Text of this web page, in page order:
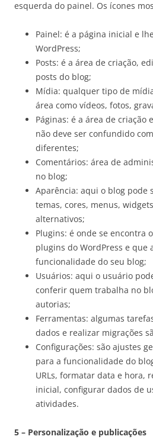
esquerda do painel. Os ícones
Painel: é a página inicial e
WordPress;
Posts: é a área de criação,
posts do blog;
Mídia: qualquer tipo de
área como vídeos, fotos,
Páginas: é a área de criação
não deve ser confundido
diferentes;
Comentários: área de
no blog;
Aparência: aqui o blog pode
temas, cores, menus,
alternativos;
Plugins: é onde se encontra
plugins do WordPress e que
funcionalidade do seu blog;
Usuários: aqui o usuário
conferir quem trabalha no
autorias;
Ferramentas: algumas
dados e realizar migrações
Configurações: são ajustes
para a funcionalidade do
URLs, formatar data e hora,
inicial, configurar dados de
atividades.
5 – Personalização e publicações